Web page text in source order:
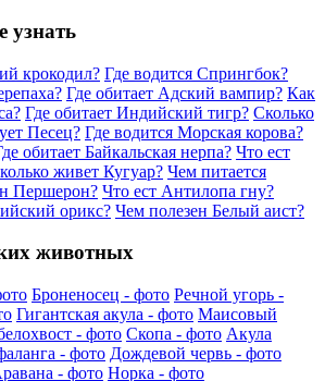
узнать
крокодил? Где водится Спрингбок?
Где обитает Адский вампир? Как
Где обитает Индийский тигр? Сколько
Песец? Где водится Морская корова?
обитает Байкальская нерпа? Что ест
живет Кугуар? Чем питается
Першерон? Что ест Антилопа гну?
орикс? Чем полезен Белый аист?
животных
Броненосец - фото Речной угорь -
Гигантская акула - фото Маисовый
- фото Скопа - фото Акула
- фото Дождевой червь - фото
- фото Норка - фото